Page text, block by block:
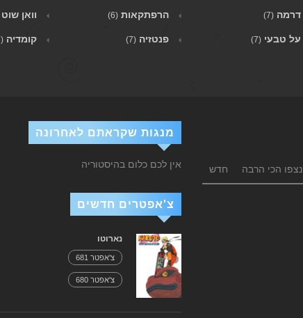
דרמה (7) הרפתקאות (6) וואן שוט
על טבעי (7) פנטזיה (7) קומדיה (7)
נצפו הכי הרבה חדש
מנגות שקראתם לאחרונה
אין לכם כלום בהיסטוריה
צ'אפטרים חדשים
נארוטו
צ'אפטר 681
צ'אפטר 680